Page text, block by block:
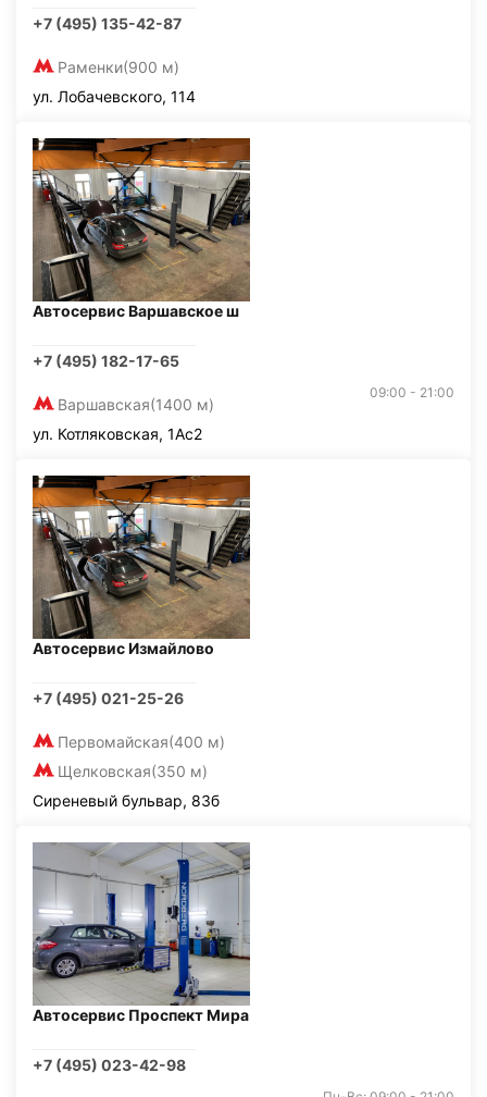
+7 (495) 135-42-87
Раменки(900 м)
ул. Лобачевского, 114
Автосервис Варшавское ш
+7 (495) 182-17-65
Варшавская(1400 м)
09:00 - 21:00
ул. Котляковская, 1Ас2
Автосервис Измайлово
+7 (495) 021-25-26
Первомайская(400 м)
Щелковская(350 м)
Сиреневый бульвар, 83б
Автосервис Проспект Мира
+7 (495) 023-42-98